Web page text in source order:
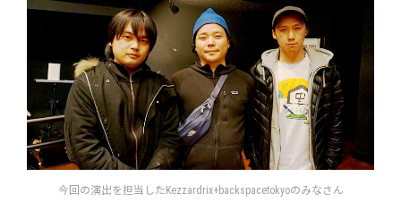
今回の演出を担当したKezzardrix+backspacetokyoのみなさん